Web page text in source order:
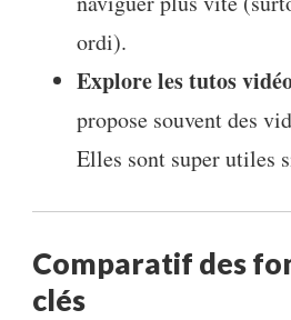
ordi).
Explore les tutos
propose souvent des
Elles sont super utiles
Comparatif des
clés